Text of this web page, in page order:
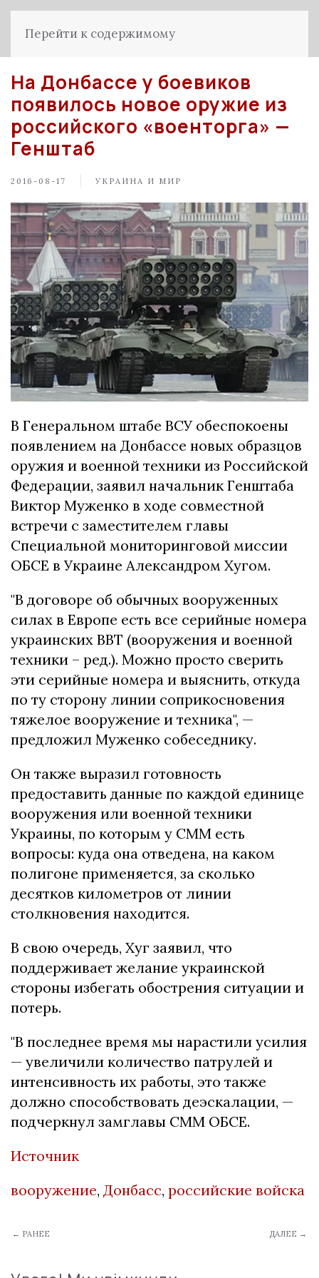
Перейти к содержимому
На Донбассе у боевиков
появилось новое оружие из
российского «военторга» —
Генштаб
2016-08-17 УКРАИНА И МИР
В Генеральном штабе ВСУ обеспокоены
появлением на Донбассе новых образцов
оружия и военной техники из Российской
Федерации, заявил начальник Генштаба
Виктор Муженко в ходе совместной
встречи с заместителем главы
Специальной мониторинговой миссии
ОБСЕ в Украине Александром Хугом.
"В договоре об обычных вооруженных
силах в Европе есть все серийные номера
украинских ВВТ (вооружения и военной
техники – ред.). Можно просто сверить
эти серийные номера и выяснить, откуда
по ту сторону линии соприкосновения
тяжелое вооружение и техника", —
предложил Муженко собеседнику.
Он также выразил готовность
предоставить данные по каждой единице
вооружения или военной техники
Украины, по которым у СММ есть
вопросы: куда она отведена, на каком
полигоне применяется, за сколько
десятков километров от линии
столкновения находится.
В свою очередь, Хуг заявил, что
поддерживает желание украинской
стороны избегать обострения ситуации и
потерь.
"В последнее время мы нарастили усилия
— увеличили количество патрулей и
интенсивность их работы, это также
должно способствовать деэскалации, —
подчеркнул замглавы СММ ОБСЕ.
Источник
вооружение, Донбасс, российские войска
← РАНЕЕ ДАЛЕЕ →